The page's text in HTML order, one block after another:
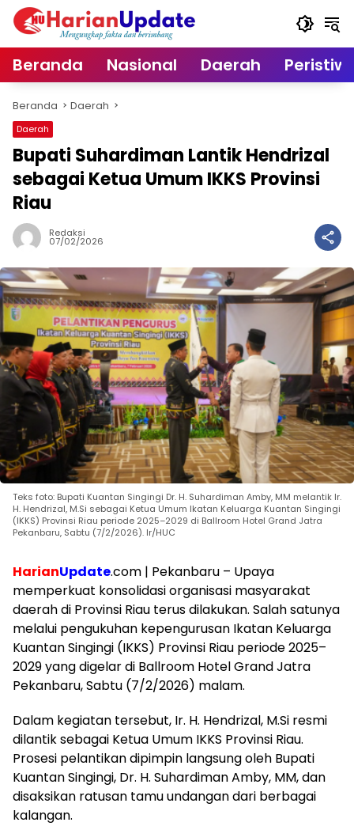
Langsung
Beranda Nasional Daerah
Beranda Daerah
Daerah
Bupati Suhardiman Lantik Hendrizal
sebagai Ketua Umum IKKS Provinsi
Riau
Redaksi
07/02/2026
Teks foto: Bupati Kuantan Singingi Dr. H. Suhardiman Amby, MM melantik Ir.
H. Hendrizal, M.Si sebagai Ketua Umum Ikatan Keluarga Kuantan Singingi
(IKKS) Provinsi Riau periode 2025–2029 di Ballroom Hotel Grand Jatra
Pekanbaru, Sabtu (7/2/2026). Ir/HUC
HarianUpdate.com | Pekanbaru – Upaya
memperkuat konsolidasi organisasi masyarakat
daerah di Provinsi Riau terus dilakukan. Salah satunya
melalui pengukuhan kepengurusan Ikatan Keluarga
Kuantan Singingi (IKKS) Provinsi Riau periode 2025–
2029 yang digelar di Ballroom Hotel Grand Jatra
Pekanbaru, Sabtu (7/2/2026) malam.
Dalam kegiatan tersebut, Ir. H. Hendrizal, M.Si resmi
dilantik sebagai Ketua Umum IKKS Provinsi Riau.
Prosesi pelantikan dipimpin langsung oleh Bupati
Kuantan Singingi, Dr. H. Suhardiman Amby, MM, dan
disaksikan ratusan tamu undangan dari berbagai
kalangan.